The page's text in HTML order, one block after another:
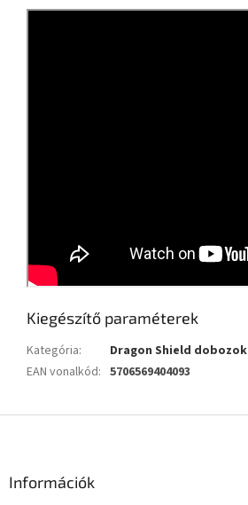
Kiegészítő paraméterek
Kategória:
Dragon Shield dobozok
EAN vonalkód: 5706569404093
Információk